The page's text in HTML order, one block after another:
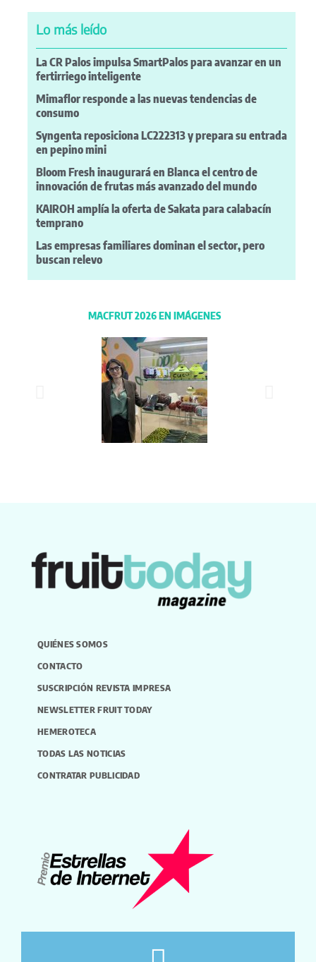
Lo más leído
La CR Palos impulsa SmartPalos para avanzar en un
fertirriego inteligente
Mimaflor responde a las nuevas tendencias de
consumo
Syngenta reposiciona LC222313 y prepara su entrada
en pepino mini
Bloom Fresh inaugurará en Blanca el centro de
innovación de frutas más avanzado del mundo
KAIROH amplía la oferta de Sakata para calabacín
temprano
Las empresas familiares dominan el sector, pero
buscan relevo
MACFRUT 2026 EN IMÁGENES
QUIÉNES SOMOS
CONTACTO
SUSCRIPCIÓN REVISTA IMPRESA
NEWSLETTER FRUIT TODAY
HEMEROTECA
TODAS LAS NOTICIAS
CONTRATAR PUBLICIDAD